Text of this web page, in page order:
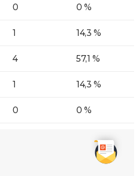
0 0 %
1 14,3 %
4 57,1 %
1 14,3 %
0 0 %